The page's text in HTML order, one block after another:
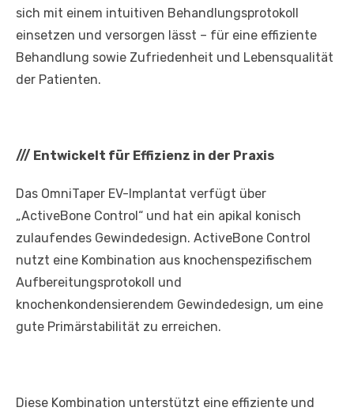
sich mit einem intuitiven Behandlungsprotokoll
einsetzen und versorgen lässt – für eine effiziente
Behandlung sowie Zufriedenheit und Lebensqualität
der Patienten.
/// Entwickelt für Effizienz in der Praxis
Das OmniTaper EV-Implantat verfügt über
„ActiveBone Control“ und hat ein apikal konisch
zulaufendes Gewindedesign. ActiveBone Control
nutzt eine Kombination aus knochenspezifischem
Aufbereitungsprotokoll und
knochenkondensierendem Gewindedesign, um eine
gute Primärstabilität zu erreichen.
Diese Kombination unterstützt eine effiziente und